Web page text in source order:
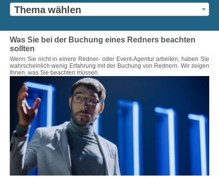
Thema wählen
Was Sie bei der Buchung eines Redners beachten
sollten
Wenn Sie nicht in einere Redner- oder Event-Agentur arbeiten, haben Sie
wahrscheinlich wenig Erfahrung mit der Buchung von Rednern. Wir zeigen
Ihnen, was Sie beachten müssen.